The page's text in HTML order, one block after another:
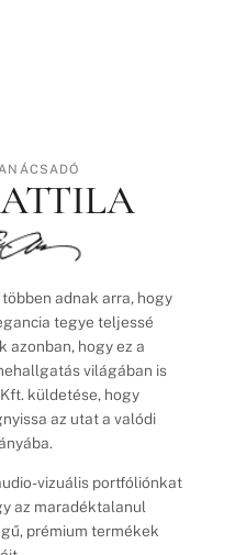
adnak arra, hogy
tegye teljessé
azonban, hogy ez a
világában is
küldetése, hogy
az utat a valódi
vizuális portfóliónkat
az maradéktalanul
prémium termékek